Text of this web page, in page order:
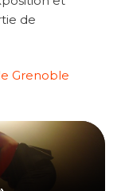
de
Grenoble